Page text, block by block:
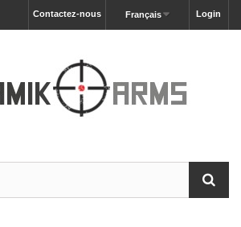
Login
Français
Contactez-nous